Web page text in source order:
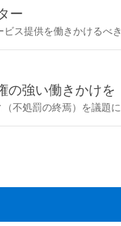
ー
ス提供を働きかけるべき
の強い働きかけを
不処罰の終焉）を議題に